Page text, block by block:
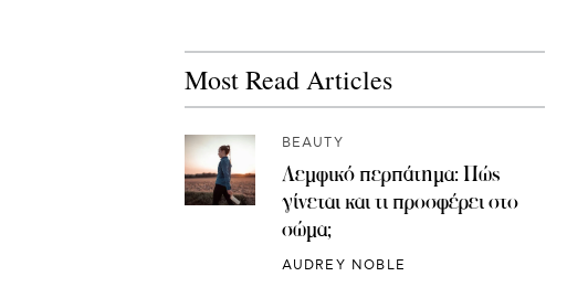
Most Read Articles
BEAUTY
Λεμφικό περπάτημα: Πώς
γίνεται και τι προσφέρει στο
σώμα;
AUDREY NOBLE